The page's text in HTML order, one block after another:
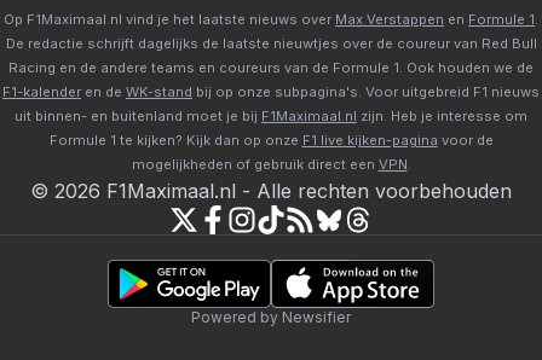
Op F1Maximaal.nl vind je het laatste nieuws over Max Verstappen en Formule 1.
De redactie schrijft dagelijks de laatste nieuwtjes over de coureur van Red Bull
Racing en de andere teams en coureurs van de Formule 1. Ook houden we de
F1-kalender en de WK-stand bij op onze subpagina's. Voor uitgebreid F1 nieuws
uit binnen- en buitenland moet je bij F1Maximaal.nl zijn. Heb je interesse om
Formule 1 te kijken? Kijk dan op onze F1 live kijken-pagina voor de
mogelijkheden of gebruik direct een VPN.
© 2026 F1Maximaal.nl - Alle rechten voorbehouden
Powered by Newsifier